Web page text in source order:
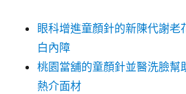
眼科增進童顏針的新陳代謝
白內障
桃園當舖的童顏針並醫洗臉幫
熱介面材